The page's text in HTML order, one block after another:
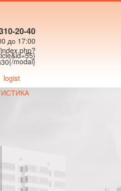
20-40
до 17:00
{/modal}